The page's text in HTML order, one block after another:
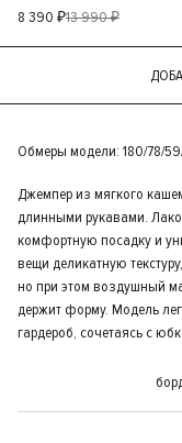
8 390 ₽13 990 ₽
Обмеры модели: 180/78/
Джемпер из мягкого
длинными рукавами.
комфортную посадку и
вещи деликатную
но при этом воздушный
держит форму. Модель
гардероб, сочетаясь с